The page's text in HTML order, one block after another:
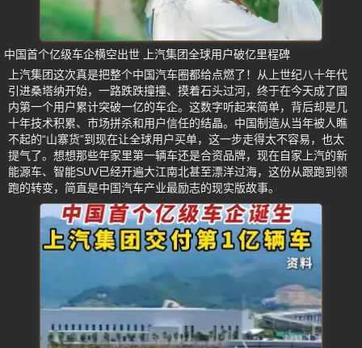
中国首个亿级车企横空出世 上汽集团全球用户破亿里程碑
上汽集团这次真是把整个中国汽车圈都给点燃了！从上世纪八十年代
引进桑塔纳开始，一路跌跌撞撞、摸着石头过河，终于在今天成了国
内第一个用户累计突破一亿的车企。这数字听起来简单，背后却是几
十年技术积累、市场拼杀和用户信任的结晶。中国制造从当年被人瞧
不起的“山寨货”到现在让全球用户买单，这一步走得太不容易，也太
提气了。想想那些年家里第一辆车还是合资品牌，现在自家上汽的新
能源车、智能SUV已经开遍大江南北甚至漂洋过海，这份从跟跑到领
跑的转变，简直是中国汽车产业最励志的现实版故事。